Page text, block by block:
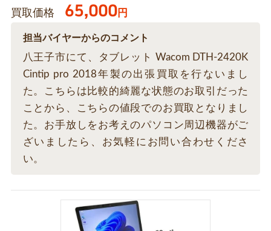
買取価格 65,000円
担当バイヤーからのコメント
八王子市にて、タブレット Wacom DTH-2420K
Cintip pro 2018年製の出張買取を行ないまし
た。こちらは比較的綺麗な状態のお取引だった
ことから、こちらの値段でのお買取となりまし
た。お手放しをお考えのパソコン周辺機器がご
ざいましたら、お気軽にお問い合わせくださ
い。